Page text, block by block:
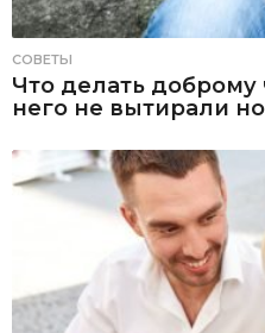
СОВЕТЫ
Что делать доброму
него не вытирали